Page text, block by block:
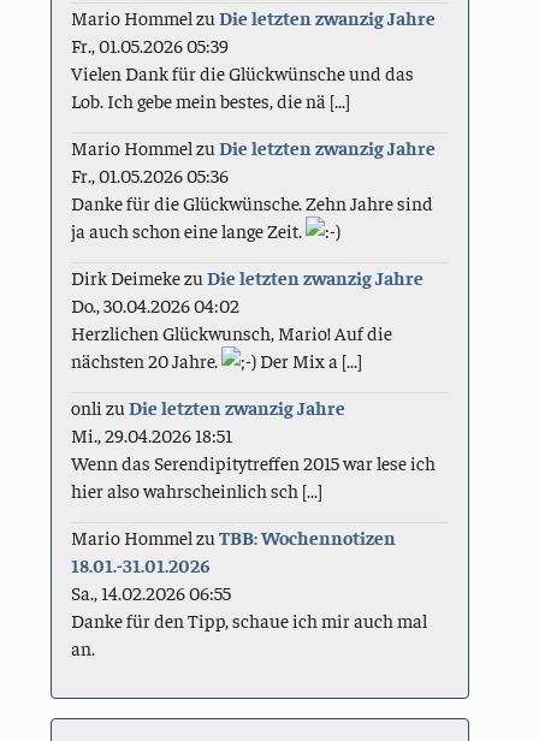
Mario Hommel zuDie letzten zwanzig Jahre
Fr., 01.05.2026 05:39
Vielen Dank für die Glückwünsche und das
Lob. Ich gebe mein bestes, die nä [...]
Mario Hommel zuDie letzten zwanzig Jahre
Fr., 01.05.2026 05:36
Danke für die Glückwünsche. Zehn Jahre sind
ja auch schon eine lange Zeit.
Dirk DeimekezuDie letzten zwanzig Jahre
Do., 30.04.2026 04:02
Herzlichen Glückwunsch, Mario! Auf die
nächsten 20 Jahre.
Der Mix a [...]
onli zuDie letzten zwanzig Jahre
Mi., 29.04.2026 18:51
Wenn das Serendipitytreffen 2015 war lese ich
hier also wahrscheinlich sch [...]
Mario Hommel zuTBB: Wochennotizen
18.01.-31.01.2026
Sa., 14.02.2026 06:55
Danke für den Tipp, schaue ich mir auch mal
an.